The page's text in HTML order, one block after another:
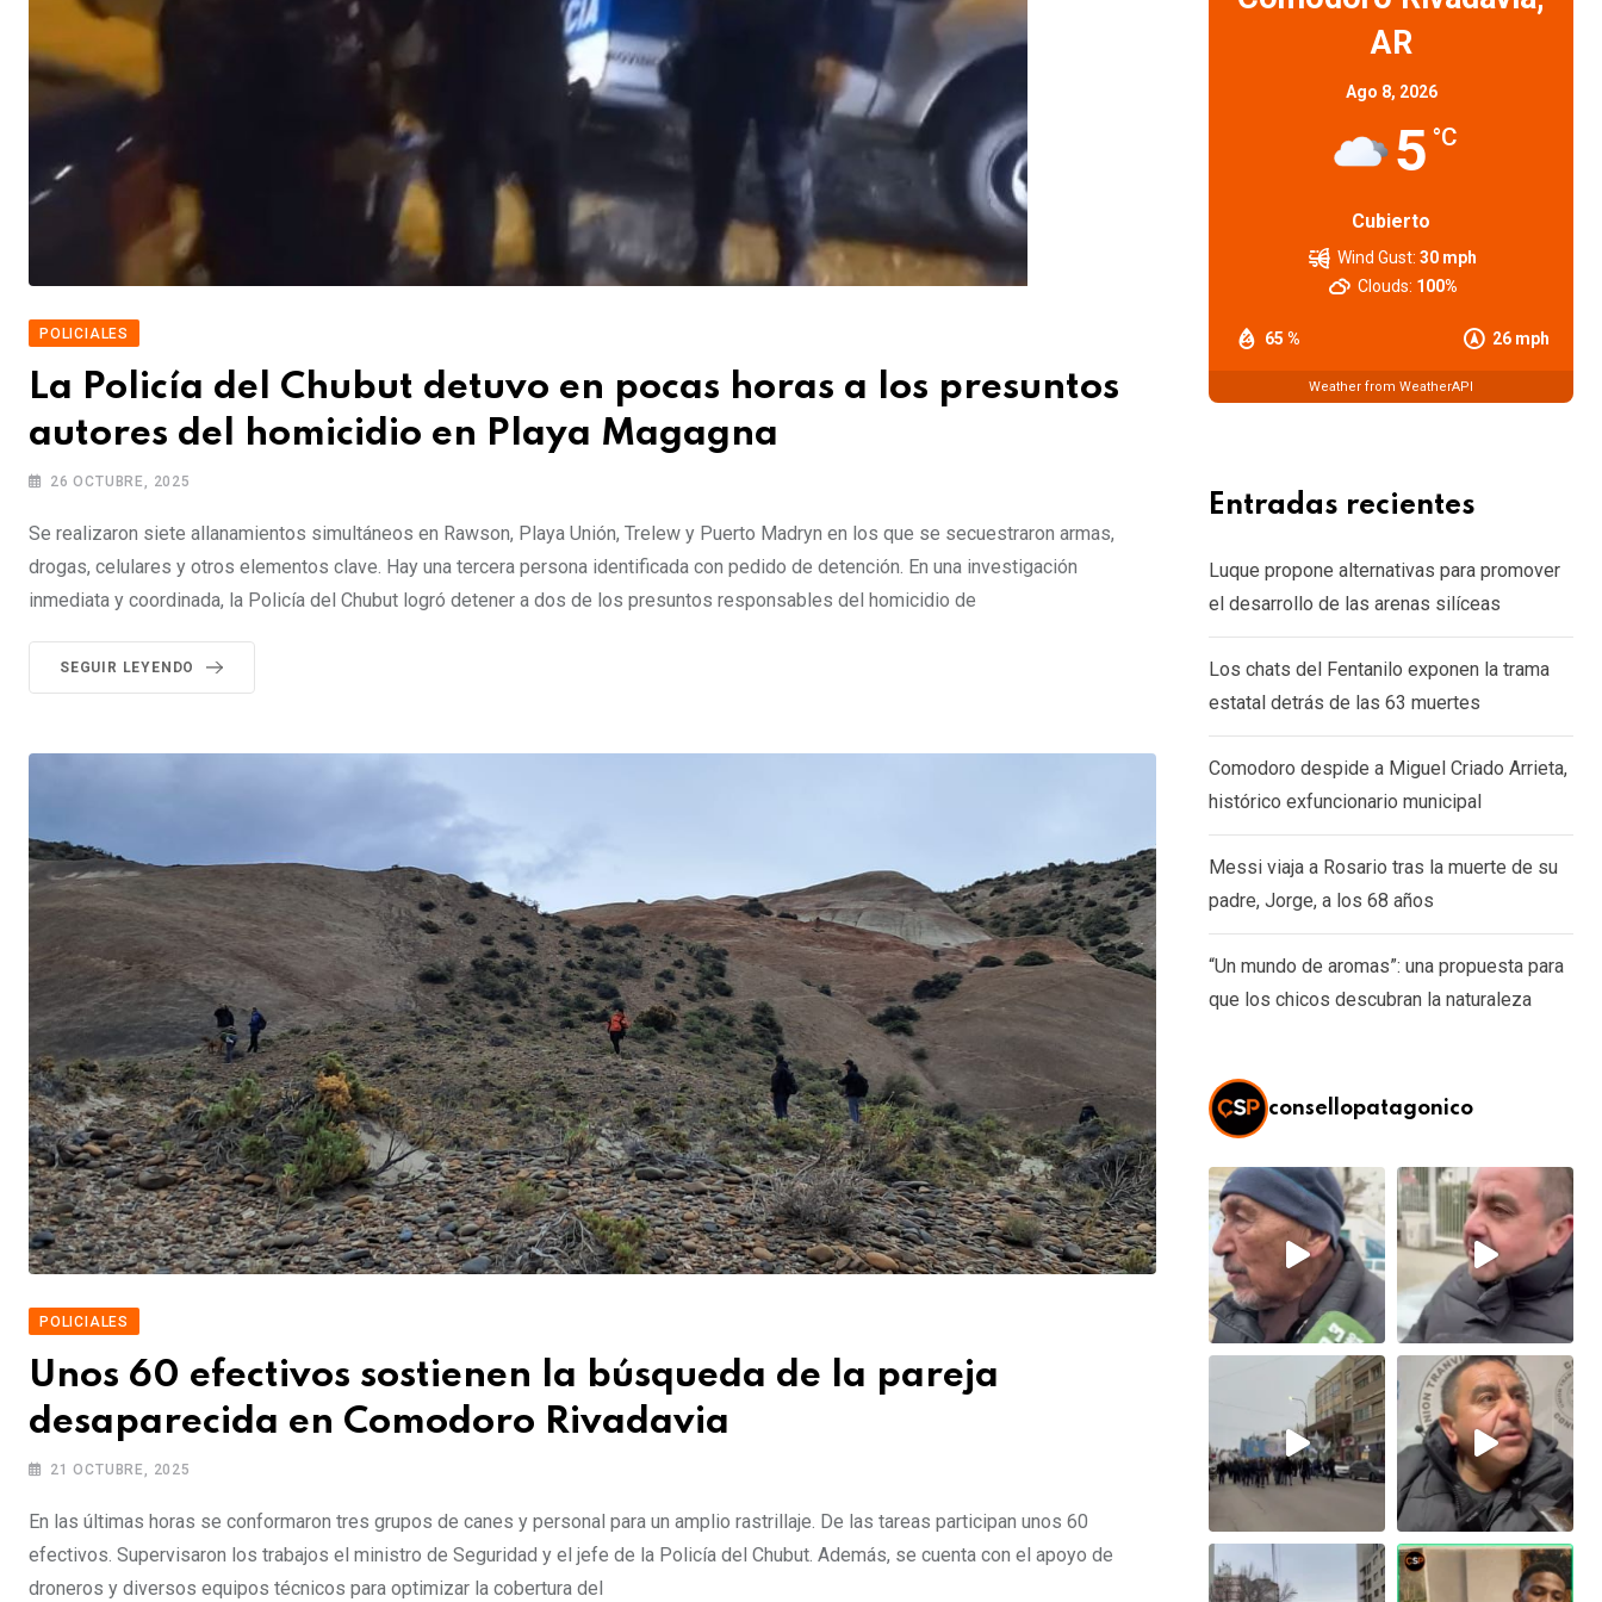
POLICIALES
La Policía del Chubut detuvo en pocas horas a los presuntos
autores del homicidio en Playa Magagna
26 OCTUBRE, 2025
Se realizaron siete allanamientos simultáneos en Rawson, Playa Unión, Trelew y Puerto Madryn en los que se secuestraron armas,
drogas, celulares y otros elementos clave. Hay una tercera persona identificada con pedido de detención. En una investigación
inmediata y coordinada, la Policía del Chubut logró detener a dos de los presuntos responsables del homicidio de
SEGUIR LEYENDO
POLICIALES
Unos 60 efectivos sostienen la búsqueda de la pareja
desaparecida en Comodoro Rivadavia
21 OCTUBRE, 2025
En las últimas horas se conformaron tres grupos de canes y personal para un amplio rastrillaje. De las tareas participan unos 60
efectivos. Supervisaron los trabajos el ministro de Seguridad y el jefe de la Policía del Chubut. Además, se cuenta con el apoyo de
droneros y diversos equipos técnicos para optimizar la cobertura del
AR
Ago 8, 2026
5 °C
Cubierto
65 % 26 mph
Wind Gust: 30 mph
Clouds: 100%
Weather from WeatherAPI
Entradas recientes
Luque propone alternativas para promover
el desarrollo de las arenas silíceas
Los chats del Fentanilo exponen la trama
estatal detrás de las 63 muertes
Comodoro despide a Miguel Criado Arrieta,
histórico exfuncionario municipal
Messi viaja a Rosario tras la muerte de su
padre, Jorge, a los 68 años
“Un mundo de aromas”: una propuesta para
que los chicos descubran la naturaleza
consellopatagonico